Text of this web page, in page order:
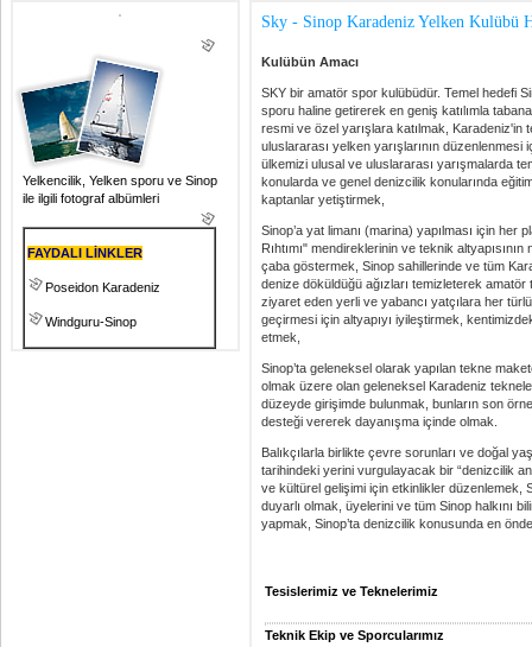
Yelkencilik, Yelken sporu ve Sinop
ile ilgili fotograf albümleri
FAYDALI LİNKLER
Poseidon Karadeniz
Windguru-Sinop
Sky - Sinop Karadeniz Yelken Kulübü
Kulübün Amacı
SKY bir amatör spor kulübüdür. Temel hedefi
sporu haline getirerek en geniş katılımla
resmi ve özel yarışlara katılmak, Karadeniz'in
uluslararası yelken yarışlarının
ülkemizi ulusal ve uluslararası yarışmalarda
konularda ve genel denizcilik konularında
kaptanlar yetiştirmek,
Sinop’a yat limanı (marina) yapılması için
Rıhtımı" mendireklerinin ve teknik
çaba göstermek, Sinop sahillerinde ve tüm
denize döküldüğü ağızları temizleterek amatör
ziyaret eden yerli ve yabancı yatçılara her
geçirmesi için altyapıyı iyileştirmek,
etmek,
Sinop’ta geleneksel olarak yapılan tekne
olmak üzere olan geleneksel Karadeniz
düzeyde girişimde bulunmak, bunların son
desteği vererek dayanışma içinde olmak.
Balıkçılarla birlikte çevre sorunları ve doğal
tarihindeki yerini vurgulayacak bir “denizcilik
ve kültürel gelişimi için etkinlikler düzenlemek,
duyarlı olmak, üyelerini ve tüm Sinop halkını
yapmak, Sinop’ta denizcilik konusunda en
Tesislerimiz ve Teknelerimiz
Teknik Ekip ve Sporcularımız